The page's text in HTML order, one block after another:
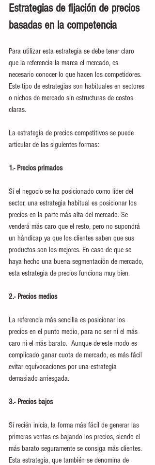
Estrategias de fijación de precios
basadas en la competencia
Para utilizar esta estrategia se debe tener claro
que la referencia la marca el mercado, es
necesario conocer lo que hacen los competidores.
Este tipo de estrategias son habituales en sectores
o nichos de mercado sin estructuras de costos
claras.
La estrategia de precios competitivos se puede
articular de las siguientes formas:
1.- Precios primados
Si el negocio se ha posicionado como líder del
sector, una estrategia habitual es posicionar los
precios en la parte más alta del mercado. Se
venderá más caro que el resto, pero no supondrá
un hándicap ya que los clientes saben que sus
productos son los mejores. En caso de que se
haya hecho una buena segmentación de mercado,
esta estrategia de precios funciona muy bien.
2.- Precios medios
La referencia más sencilla es posicionar los
precios en el punto medio, para no ser ni el más
caro ni el más barato.  Aunque de este modo es
complicado ganar cuota de mercado, es más fácil
evitar equivocaciones por una estrategia
demasiado arriesgada.
3.- Precios bajos
Si recién inicia, la forma más fácil de generar las
primeras ventas es bajando los precios, siendo el
más barato seguramente se consiga más clientes.
Esta estrategia, que también se denomina de